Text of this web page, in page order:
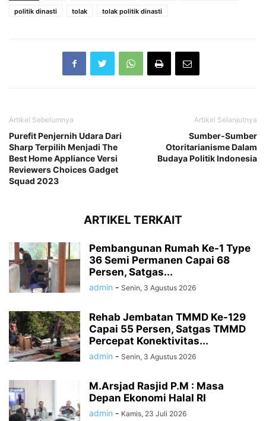
politik dinasti
tolak tolak politik dinasti
Artikel Sebelumnya
Purefit Penjernih Udara Dari
Sharp Terpilih Menjadi The
Best Home Appliance Versi
Reviewers Choices Gadget
Squad 2023
Artikel Selanjutnya
Sumber-Sumber
Otoritarianisme Dalam
Budaya Politik Indonesia
ARTIKEL TERKAIT
Pembangunan Rumah Ke-1 Type
36 Semi Permanen Capai 68
Persen, Satgas...
admin - Senin, 3 Agustus 2026
Rehab Jembatan TMMD Ke-129
Capai 55 Persen, Satgas TMMD
Percepat Konektivitas...
admin - Senin, 3 Agustus 2026
M.Arsjad Rasjid P.M : Masa
Depan Ekonomi Halal RI
admin - Kamis, 23 Juli 2026